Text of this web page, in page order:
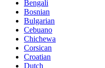
Bengali
Bosnian
Bulgarian
Cebuano
Chichewa
Corsican
Croatian
Dutch